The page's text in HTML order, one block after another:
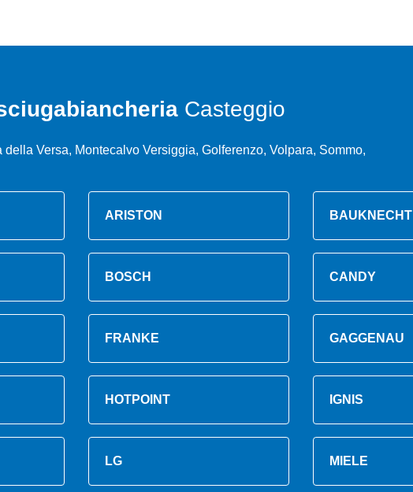
Casteggio
Versa, Montecalvo Versiggia, Golferenzo, Volpara, Sommo,
ARISTON BAUKNECHT
BOSCH CANDY
FRANKE GAGGENAU
HOTPOINT IGNIS
LG MIELE